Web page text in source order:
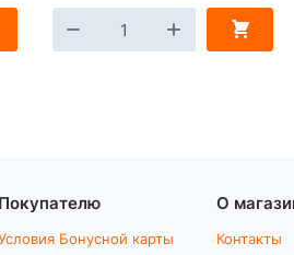
Покупателю
Бонусной карты
О
Контакты